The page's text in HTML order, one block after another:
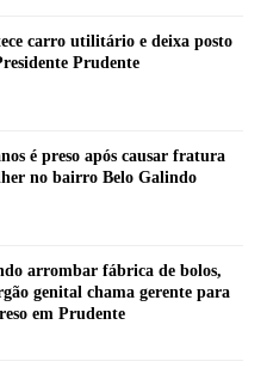
carro utilitário e deixa posto
Prudente
é preso após causar fratura
no bairro Belo Galindo
arrombar fábrica de bolos,
genital chama gerente para
em Prudente